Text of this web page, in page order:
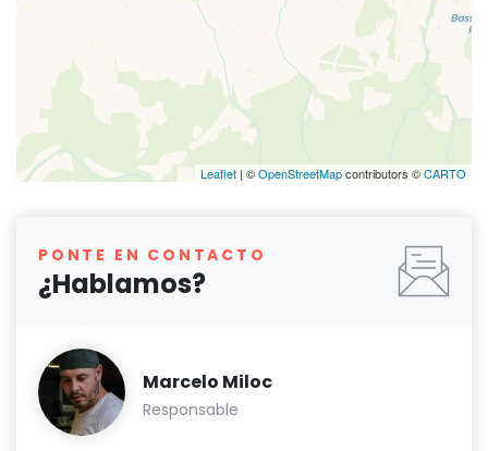
Leaflet | ©OpenStreetMapcontributors ©CARTO
PONTE EN CONTACTO
¿Hablamos?
Marcelo Miloc
Responsable